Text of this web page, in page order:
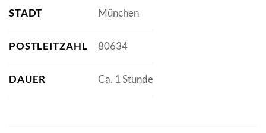
STADT München
POSTLEITZAHL 80634
DAUER Ca. 1 Stunde